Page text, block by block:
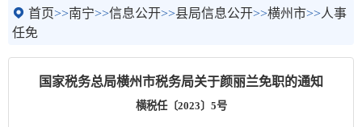
首页>>南宁>>信息公开>>县局信息公开>>横州市>>人事
任免
国家税务总局横州市税务局关于颜丽兰免职的通知
横税任〔2023〕5号